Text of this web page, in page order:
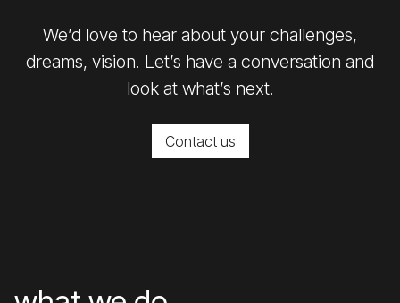
We’d love to hear about your challenges,
dreams, vision. Let’s have a conversation and
look at what’s next.
Contact us